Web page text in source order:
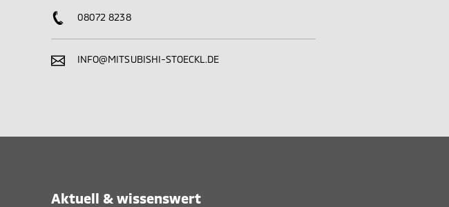
08072 8238
INFO@MITSUBISHI-STOECKL.DE
Aktuell & wissenswert